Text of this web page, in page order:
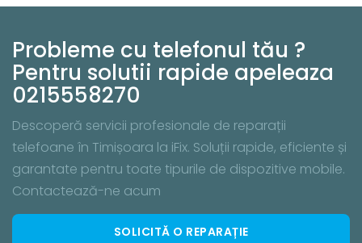
Probleme cu telefonul tău ?
Pentru solutii rapide apeleaza
0215558270
Descoperă servicii profesionale de reparații
telefoane în Timișoara la iFix. Soluții rapide, eficiente și
garantate pentru toate tipurile de dispozitive mobile.
Contactează-ne acum
SOLICITĂ O REPARAȚIE